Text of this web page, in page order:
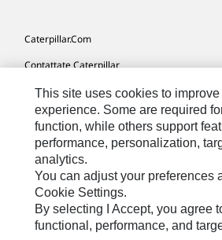
Caterpillar.com
Contattate Caterpillar
Le Mie Preferenze Di Marketing
Mappa Del Sito
Cookie Settings
Informazioni Legali
Tutela Della Privacy
This site uses cookies to improve
experience. Some are required
function, while others support
performance, personalization,
analytics.
You can adjust your preferences
Cookie Settings.
By selecting I Accept, you agree
functional, performance, and